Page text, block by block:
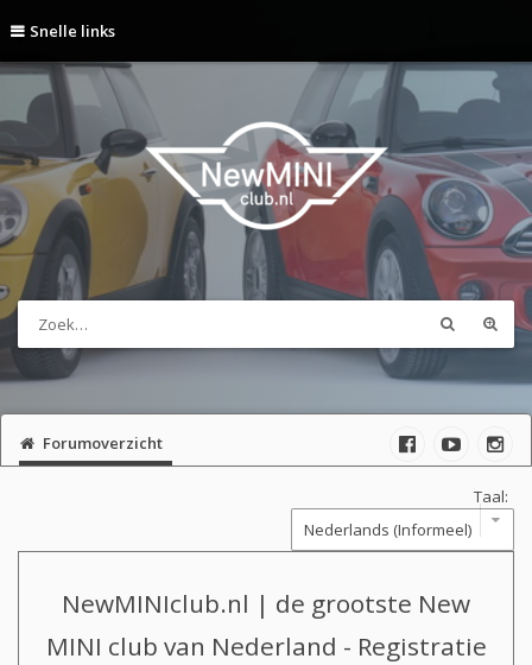
Snelle links
Forumoverzicht
Taal:
NewMINIclub.nl | de grootste New
MINI club van Nederland - Registratie